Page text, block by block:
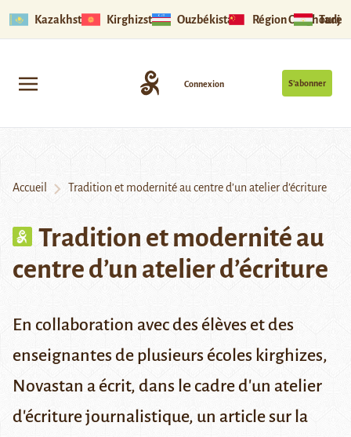
Kazakhstan Kirghizstan Ouzbékistan Région Ouïghoure
S’abonner
Connexion
Accueil Tradition et modernité au centre d’un atelier d’écriture
Tradition et modernité au
centre d’un atelier d’écriture
En collaboration avec des élèves et des
enseignantes de plusieurs écoles kirghizes,
Novastan a écrit, dans le cadre d'un atelier
d'écriture journalistique, un article sur la